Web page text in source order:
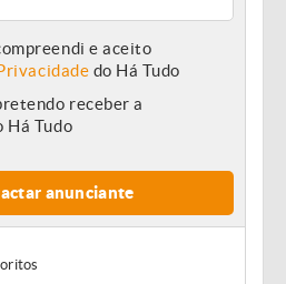
e aceito
do Há Tudo
receber a
Há Tudo
anunciante